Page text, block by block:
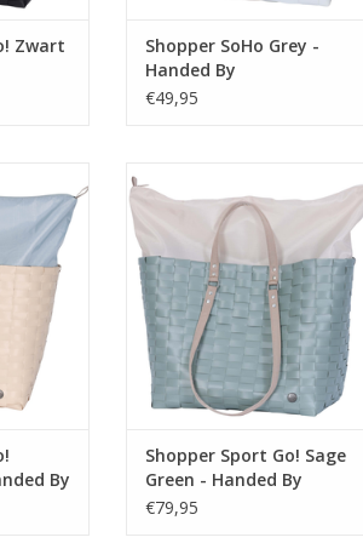
Zwart
Shopper SoHo Grey -
Handed By
€49,95
of de
over je
met de
de rits
je de tas
en
By
het strand, de sauna of de
sportschool. Draag hem over je
schouder of in de hand met de
polyester hengsels. Met de rits
aan de bovenzijde sluit je de tas
eenvoudig af, alles netjes en
veilig uit het zicht!
Afmetingen: 38x24x
TOEVOEGEN AAN WINKELWAGEN
Shopper Sport Go! Sage
Green - Handed By
€79,95